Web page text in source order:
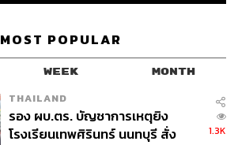
MOST POPULAR
WEEK MONTH
THAILAND
รอง ผบ.ตร. บัญชาการเหตุยิง
โรงเรียนเทพศิรินทร์ นนทบุรี สั่ง
1.3K